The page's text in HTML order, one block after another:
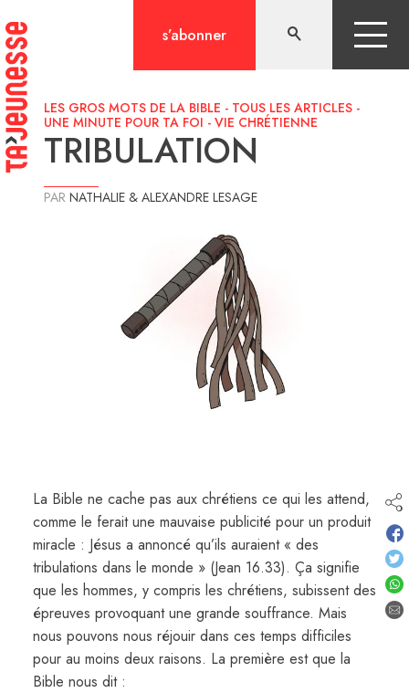
au
contenu
s’abonner
LES GROS MOTS DE LA BIBLE - TOUS LES ARTICLES -
UNE MINUTE POUR TA FOI - VIE CHRÉTIENNE
TRIBULATION
PAR NATHALIE & ALEXANDRE LESAGE
La Bible ne cache pas aux chrétiens ce qui les attend,
comme le ferait une mauvaise publicité pour un produit
miracle : Jésus a annoncé qu’ils auraient « des
tribulations dans le monde » (Jean 16.33). Ça signifie
que les hommes, y compris les chrétiens, subissent des
épreuves provoquant une grande souffrance. Mais
nous pouvons nous réjouir dans ces temps difficiles
pour au moins deux raisons. La première est que la
Bible nous dit :